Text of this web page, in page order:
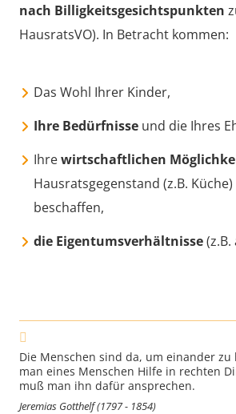
nach Billigkeitsgesichtspunkten
HausratsVO). In Betracht kommen:
Das Wohl Ihrer Kinder,
Ihre Bedürfnisse und die Ihres
Ihrewirtschaftlichen
Hausratsgegenstand (z.B.
beschaffen,
die Eigentumsverhältnisse
Die Menschen sind da, um einander
man eines Menschen Hilfe in rechten
muß man ihn dafür ansprechen.
Jeremias Gotthelf (1797 - 1854)